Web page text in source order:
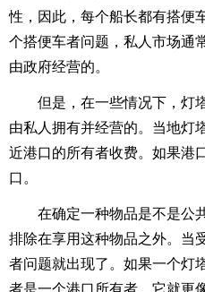
性，因此，每个船长都有搭便
个搭便车者问题，私人市场通
由政府经营的。
但是，在一些情况下，灯
由私人拥有并经营的。当地灯
近港口的所有者收费。如果港
口。
在确定一种物品是不是公
排除在享用这种物品之外。当
者问题就出现了。如果一个灯
者是一个港口所有者，它就更